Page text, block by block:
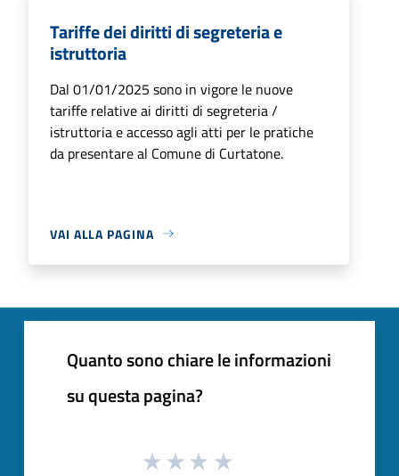
Tariffe dei diritti di segreteria e
istruttoria
Dal 01/01/2025 sono in vigore le nuove
tariffe relative ai diritti di segreteria /
istruttoria e accesso agli atti per le pratiche
da presentare al Comune di Curtatone.
VAI ALLA PAGINA
Quanto sono chiare le informazioni
su questa pagina?